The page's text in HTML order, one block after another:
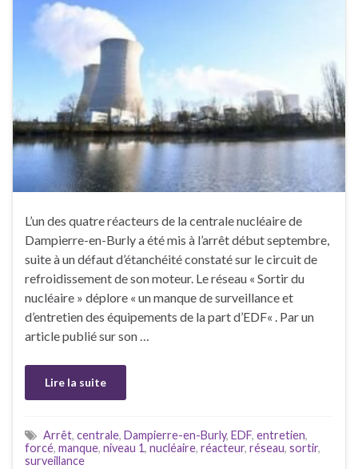
L’un des quatre réacteurs de la centrale nucléaire de
Dampierre-en-Burly a été mis à l’arrêt début septembre,
suite à un défaut d’étanchéité constaté sur le circuit de
refroidissement de son moteur. Le réseau « Sortir du
nucléaire » déplore « un manque de surveillance et
d’entretien des équipements de la part d’EDF« . Par un
article publié sur son …
Lire la suite
Arrêt, centrale, Dampierre-en-Burly, EDF, entretien,
forcé, manque, niveau 1, nucléaire, réacteur, réseau, sortir,
surveillance